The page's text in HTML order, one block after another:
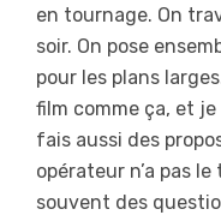
en tournage. On
soir. On pose
pour les plans
film comme ça, et
fais aussi des
opérateur n’a pas
souvent des